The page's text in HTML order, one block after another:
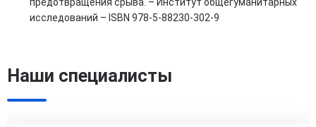
исследований – ISBN 978-5-88230-302-9
Наши специалисты